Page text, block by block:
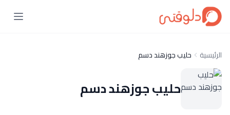
الرئيسية حليب جوزهند دسم
حليب جوزهند دسم